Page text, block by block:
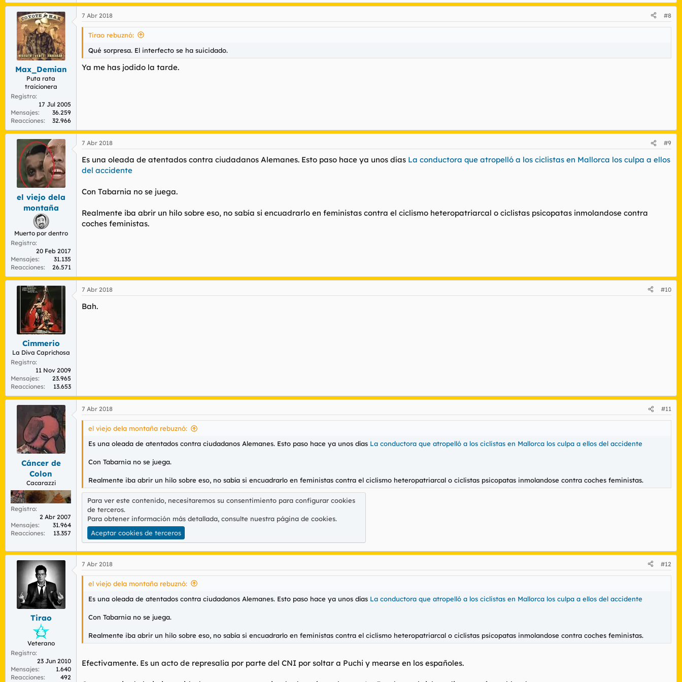
Max_Demian
Puta rata
traicionera
Registro
17 Jul 2005
Mensajes
36.259
Reacciones
32.966
7 Abr 2018 #8
Tirao rebuznó:
Qué sorpresa. El interfecto se ha suicidado.
Ya me has jodido la tarde.
el viejo dela
montaña
Muerto por dentro
Registro
20 Feb 2017
Mensajes
31.135
Reacciones
26.571
7 Abr 2018 #9
Es una oleada de atentados contra ciudadanos Alemanes. Esto paso hace ya unos días La conductora que atropelló a los ciclistas en Mallorca los culpa a ellos
del accidente
Con Tabarnia no se juega.
Realmente iba abrir un hilo sobre eso, no sabía si encuadrarlo en feministas contra el ciclismo heteropatriarcal o ciclistas psicopatas inmolandose contra
coches feministas.
Cimmerio
La Diva Caprichosa
Registro
11 Nov 2009
Mensajes
23.965
Reacciones
13.653
7 Abr 2018 #10
Bah.
Cáncer de
Colon
Cacarazzi
Registro
2 Abr 2007
Mensajes
31.964
Reacciones
13.357
7 Abr 2018 #11
el viejo dela montaña rebuznó:
Es una oleada de atentados contra ciudadanos Alemanes. Esto paso hace ya unos días La conductora que atropelló a los ciclistas en Mallorca los culpa a ellos del accidente
Con Tabarnia no se juega.
Realmente iba abrir un hilo sobre eso, no sabía si encuadrarlo en feministas contra el ciclismo heteropatriarcal o ciclistas psicopatas inmolandose contra coches feministas.
Para ver este contenido, necesitaremos su consentimiento para configurar cookies
de terceros.
Para obtener información más detallada, consulte nuestra página de cookies.
Aceptar cookies de terceros
Tirao
Veterano
Registro
23 Jun 2010
Mensajes
1.640
Reacciones
492
7 Abr 2018 #12
el viejo dela montaña rebuznó:
Es una oleada de atentados contra ciudadanos Alemanes. Esto paso hace ya unos días La conductora que atropelló a los ciclistas en Mallorca los culpa a ellos del accidente
Con Tabarnia no se juega.
Realmente iba abrir un hilo sobre eso, no sabía si encuadrarlo en feministas contra el ciclismo heteropatriarcal o ciclistas psicopatas inmolandose contra coches feministas.
Efectivamente. Es un acto de represalia por parte del CNI por soltar a Puchi y mearse en los españoles.